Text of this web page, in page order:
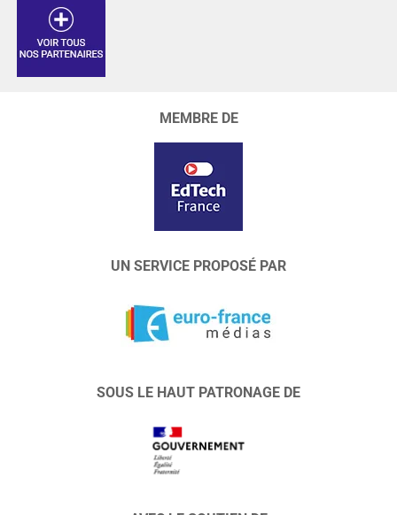
MEMBRE DE
UN SERVICE PROPOSÉ PAR
SOUS LE HAUT PATRONAGE DE